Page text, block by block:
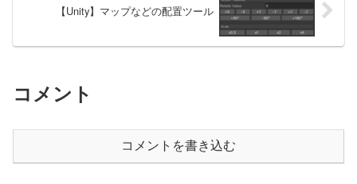
【Unity】マップなどの配置ツール
コメント
コメントを書き込む